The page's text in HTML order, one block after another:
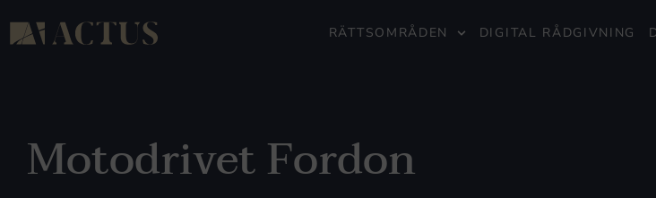
RÄTTSOMRÅDEN DIGITAL RÅDGIVNING
Motodrivet Fordon